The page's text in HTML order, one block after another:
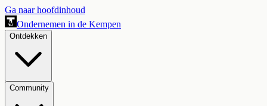
Ga naar hoofdinhoud
Ondernemen in de Kempen
Ontdekken
Community